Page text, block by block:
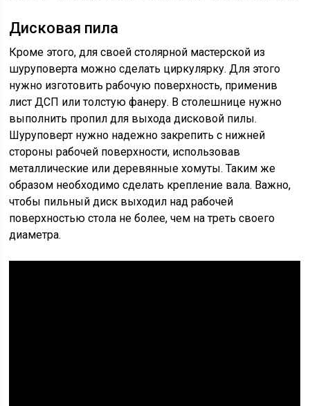
Дисковая пила
Кроме этого, для своей столярной мастерской из
шуруповерта можно сделать циркулярку. Для этого
нужно изготовить рабочую поверхность, применив
лист ДСП или толстую фанеру. В столешнице нужно
выполнить пропил для выхода дисковой пилы.
Шуруповерт нужно надежно закрепить с нижней
стороны рабочей поверхности, использовав
металлические или деревянные хомуты. Таким же
образом необходимо сделать крепление вала. Важно,
чтобы пильный диск выходил над рабочей
поверхностью стола не более, чем на треть своего
диаметра.